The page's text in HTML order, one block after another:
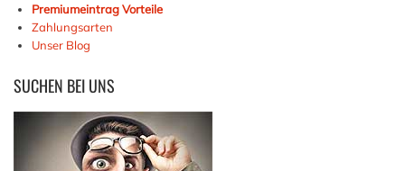
Premiumeintrag Vorteile
Zahlungsarten
Unser Blog
SUCHEN BEI UNS